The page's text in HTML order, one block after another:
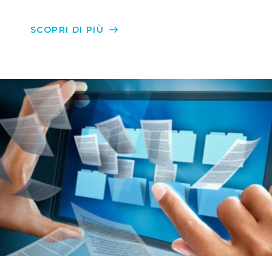
SCOPRI DI PIÙ